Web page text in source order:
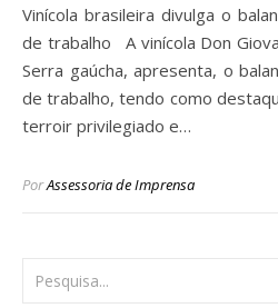
Vinícola brasileira divulga o balanço do primeiro semestre
de trabalho A vinícola Don
Serra gaúcha, apresenta, o
de trabalho, tendo como
terroir privilegiado e…
PorAssessoria de Imprensa